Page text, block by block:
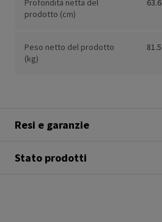
Profondità netta del
prodotto (cm)
63.6
Peso netto del prodotto
(kg)
81.5
Resi e garanzie
Stato prodotti